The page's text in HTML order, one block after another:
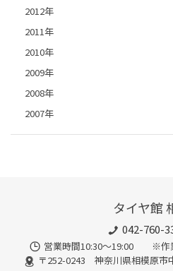
2012年
2011年
2010年
2009年
2008年
2007年
タイヤ館
042-760-
営業時間10:30～19:00 ※作
〒252-0243 神奈川県相模原市